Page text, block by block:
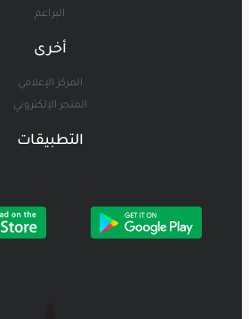
البراعم
أخرى
المركز الإعلامي
المتجر الإلكتروني
التطبيقات